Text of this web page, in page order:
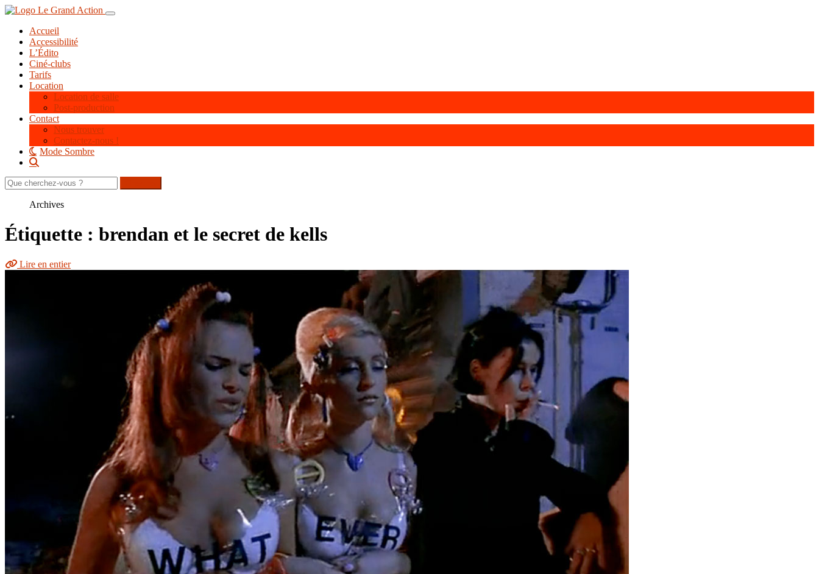
Aller
contenu
principal
Toggle navigation
Accueil
Accessibilité
L’Édito
Ciné-clubs
Tarifs
Location
Location de salle
Post-production
Contact
Nous trouver
Contactez-nous !
Mode Sombre
Rechercher
sur
Archives
Étiquette : brendan et le secret de kells
Lire en entier